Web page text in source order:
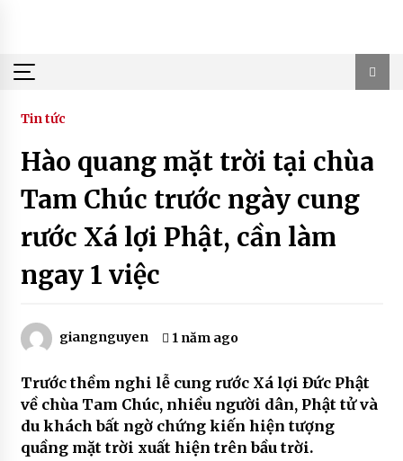
Tin tức
Hào quang mặt trời tại chùa
Tam Chúc trước ngày cung
rước Xá lợi Phật, cần làm
ngay 1 việc
giangnguyen 1 năm ago
Trước thềm nghi lễ cung rước Xá lợi Đức Phật
về chùa Tam Chúc, nhiều người dân, Phật tử và
du khách bất ngờ chứng kiến hiện tượng
quầng mặt trời xuất hiện trên bầu trời.